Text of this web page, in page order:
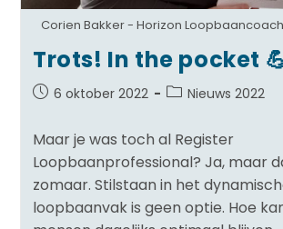
Corien Bakker - Horizon
Trots! In the pocket
6 oktober 2022 Nieuws 2022
Maar je was toch al Register
Loopbaanprofessional? Ja, maar
zomaar. Stilstaan in het
loopbaanvak is geen optie. Hoe